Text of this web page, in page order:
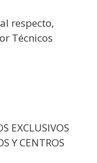
respecto,
Técnicos
EXCLUSIVOS
Y CENTROS